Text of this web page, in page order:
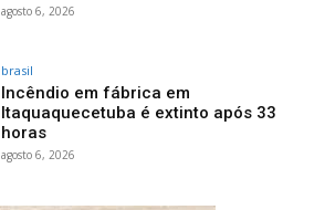
agosto 6, 2026
brasil
Incêndio em fábrica em
Itaquaquecetuba é extinto após 33
horas
agosto 6, 2026